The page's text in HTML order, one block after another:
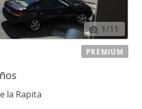
1/11
la Rapita
PREMIUM